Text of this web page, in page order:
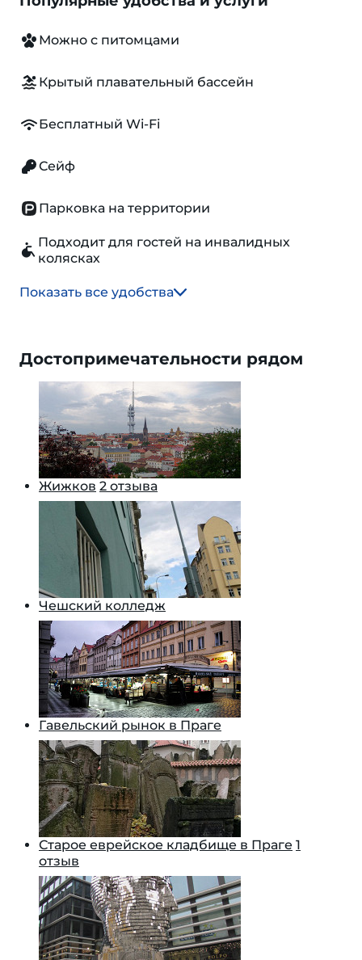
Можно с питомцами
Крытый плавательный бассейн
Бесплатный Wi-Fi
Сейф
Парковка на территории
Подходит для гостей на инвалидных
колясках
Показать все удобства
Достопримечательности рядом
Жижков 2 отзыва
Чешский колледж
Гавельский рынок в Праге
Старое еврейское кладбище в Праге 1
отзыв